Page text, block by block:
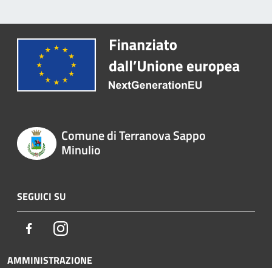
Comune di Terranova Sappo
Minulio
SEGUICI SU
FacebookInstagram
AMMINISTRAZIONE